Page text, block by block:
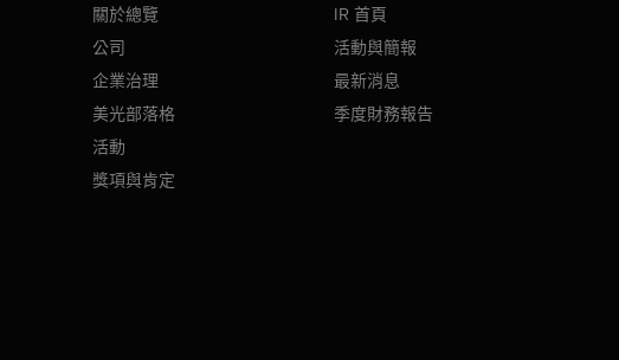
關於總覽
公司
企業治理
美光部落格
活動
獎項與肯定
IR 首頁
活動與簡報
最新消息
季度財務報告